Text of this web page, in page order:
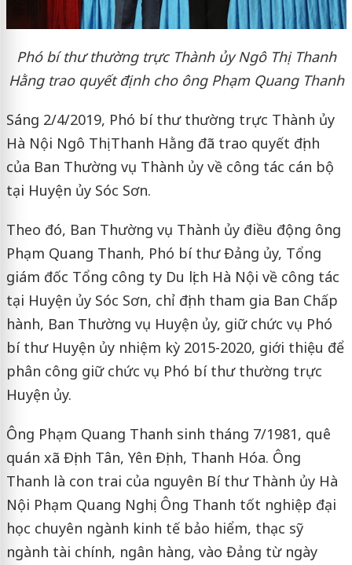
Phó bí thư thường trực Thành ủy Ngô Thị Thanh
Hằng trao quyết định cho ông Phạm Quang Thanh
Sáng 2/4/2019, Phó bí thư thường trực Thành ủy
Hà Nội Ngô Thị Thanh Hằng đã trao quyết định
của Ban Thường vụ Thành ủy về công tác cán bộ
tại Huyện ủy Sóc Sơn.
Theo đó, Ban Thường vụ Thành ủy điều động ông
Phạm Quang Thanh, Phó bí thư Đảng ủy, Tổng
giám đốc Tổng công ty Du lịch Hà Nội về công tác
tại Huyện ủy Sóc Sơn, chỉ định tham gia Ban Chấp
hành, Ban Thường vụ Huyện ủy, giữ chức vụ Phó
bí thư Huyện ủy nhiệm kỳ 2015-2020, giới thiệu để
phân công giữ chức vụ Phó bí thư thường trực
Huyện ủy.
Ông Phạm Quang Thanh sinh tháng 7/1981, quê
quán xã Định Tân, Yên Định, Thanh Hóa. Ông
Thanh là con trai của nguyên Bí thư Thành ủy Hà
Nội Phạm Quang Nghị. Ông Thanh tốt nghiệp đại
học chuyên ngành kinh tế bảo hiểm, thạc sỹ
ngành tài chính, ngân hàng, vào Đảng từ ngày